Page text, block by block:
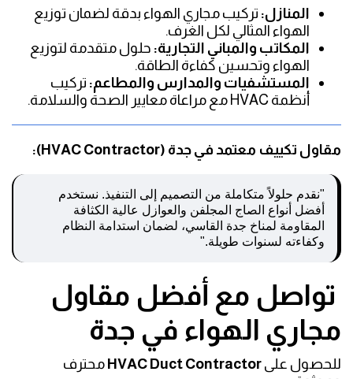
المنازل: تركيب مجاري الهواء بدقة لضمان توزيع
الهواء المثالي لكل الغرف.
المكاتب والمباني التجارية: حلول متقدمة لتوزيع
الهواء وتحسين كفاءة الطاقة.
المستشفيات والمدارس والمطاعم: تركيب
أنظمة HVAC مع مراعاة معايير الصحة والسلامة.
مقاول تكييف معتمد في جدة (HVAC Contractor):
"نقدم حلولاً متكاملة من التصميم إلى التنفيذ. نستخدم
أفضل أنواع الصاج المجلفن والعوازل عالية الكثافة
المقاومة لمناخ جدة القاسي، لضمان استدامة النظام
وكفاءته لسنوات طويلة."
تواصل مع أفضل مقاول
مجاري الهواء في جدة
للحصول علىHVAC Duct Contractorمحترف